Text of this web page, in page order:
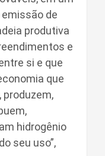
de
produtiva
e
si e que
que
hidrogênio
seu uso”,